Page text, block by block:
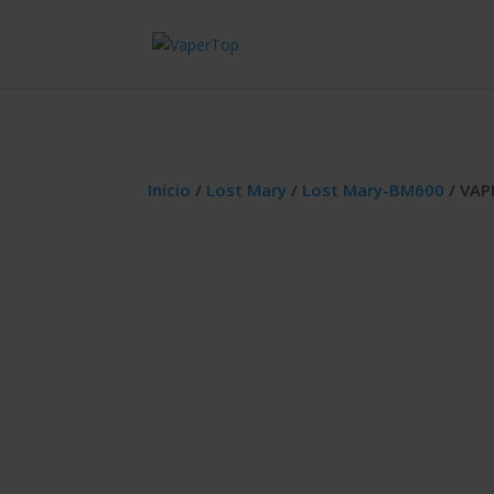
Inicio / Lost Mary / Lost Mary-BM600 /